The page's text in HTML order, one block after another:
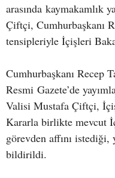
arasında kaymakamlık
Çiftçi, Cumhurbaşkanı
tensipleriyle İçişleri
Cumhurbaşkanı Recep
Resmi Gazete’de
Valisi Mustafa Çiftçi,
Kararla birlikte mevcut
görevden affını
bildirildi.